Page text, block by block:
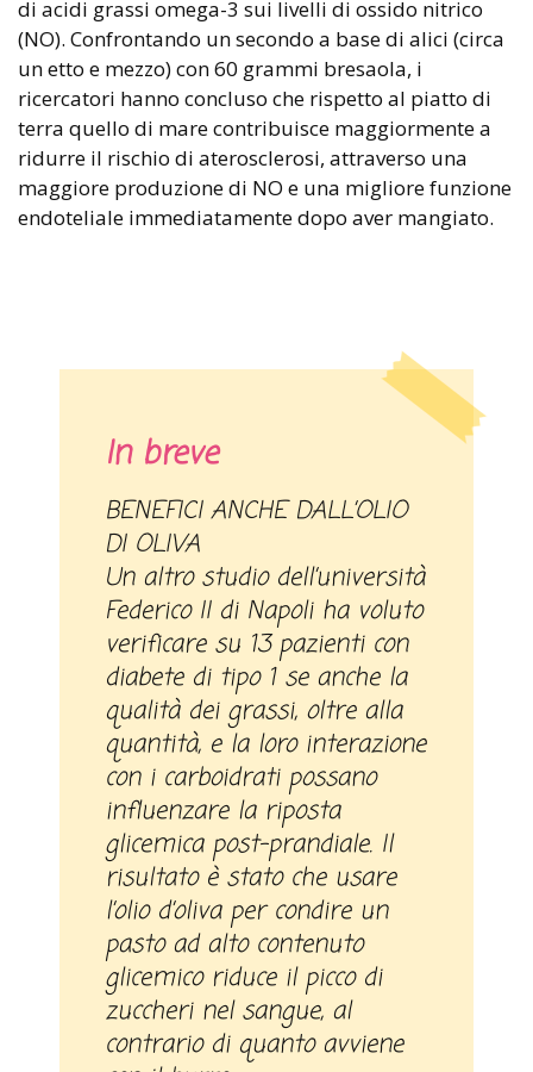
di acidi grassi omega-3 sui livelli di ossido nitrico
(NO). Confrontando un secondo a base di alici (circa
un etto e mezzo) con 60 grammi bresaola, i
ricercatori hanno concluso che rispetto al piatto di
terra quello di mare contribuisce maggiormente a
ridurre il rischio di aterosclerosi, attraverso una
maggiore produzione di NO e una migliore funzione
endoteliale immediatamente dopo aver mangiato.
In breve
BENEFICI ANCHE DALL’OLIO
DI OLIVA
Un altro studio dell’università
Federico II di Napoli ha voluto
verificare su 13 pazienti con
diabete di tipo 1 se anche la
qualità dei grassi, oltre alla
quantità, e la loro interazione
con i carboidrati possano
influenzare la riposta
glicemica post-prandiale. Il
risultato è stato che usare
l’olio d’oliva per condire un
pasto ad alto contenuto
glicemico riduce il picco di
zuccheri nel sangue, al
contrario di quanto avviene